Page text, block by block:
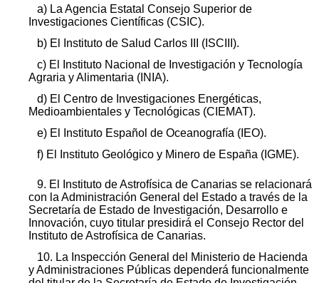
a) La Agencia Estatal Consejo Superior de
Investigaciones Científicas (CSIC).
b) El Instituto de Salud Carlos III (ISCIII).
c) El Instituto Nacional de Investigación y Tecnología
Agraria y Alimentaria (INIA).
d) El Centro de Investigaciones Energéticas,
Medioambientales y Tecnológicas (CIEMAT).
e) El Instituto Español de Oceanografía (IEO).
f) El Instituto Geológico y Minero de España (IGME).
9. El Instituto de Astrofísica de Canarias se relacionará
con la Administración General del Estado a través de la
Secretaría de Estado de Investigación, Desarrollo e
Innovación, cuyo titular presidirá el Consejo Rector del
Instituto de Astrofísica de Canarias.
10. La Inspección General del Ministerio de Hacienda
y Administraciones Públicas dependerá funcionalmente